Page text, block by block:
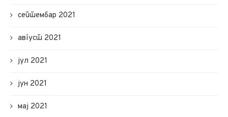
септембар 2021
август 2021
јул 2021
јун 2021
мај 2021